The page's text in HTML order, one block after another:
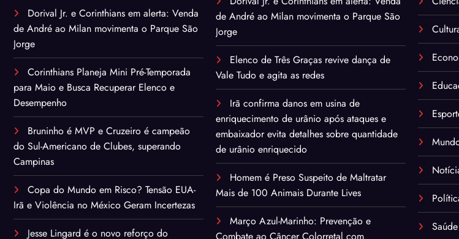
Dorival Jr. e Corinthians em alerta: Venda
de André ao Milan movimenta o Parque São
Jorge
Corinthians Planeja Mini Pré-Temporada
para Maio e Busca Recuperar Elenco e
Desempenho
Bruninho é MVP e Cruzeiro é campeão
do Sul-Americano de Clubes, superando
Campinas
Copa do Mundo em Risco? Tensão EUA-
Irã e Violência no México Geram Incertezas
Jesse Lingard é o novo reforço do
de André ao Milan movimenta o Parque São
Jorge
Elenco de Três Graças revive dança de
Vale Tudo e agita as redes
Irã confirma danos em usina de
enriquecimento de urânio após ataques e
embaixador evita detalhes sobre quantidade
de urânio enriquecido
Homem é Preso Suspeito de Maltratar
Mais de 100 Animais Durante Lives
Março Azul-Marinho: Prevenção e
Saúde